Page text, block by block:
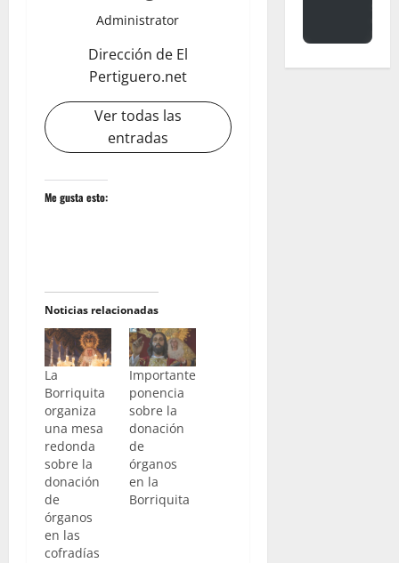
Administrator
Dirección de El
Pertiguero.net
Ver todas las
entradas
Me gusta esto:
Noticias relacionadas
La
Borriquita
organiza
una mesa
redonda
sobre la
donación
de
órganos
en las
cofradías
Importante
ponencia
sobre la
donación
de
órganos
en la
Borriquita